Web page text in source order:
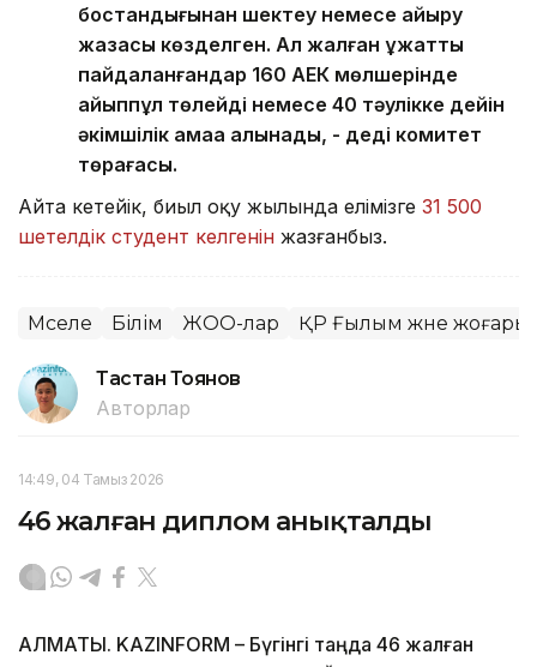
бостандығынан шектеу немесе айыру
жазасы көзделген. Ал жалған құжатты
пайдаланғандар 160 АЕК мөлшерінде
айыппұл төлейді немесе 40 тәулікке дейін
әкімшілік қамаққа алынады, - деді комитет
төрағасы.
Айта кетейік, биыл оқу жылында елімізге 31 500
шетелдік студент келгенін жазғанбыз.
Мәселе Білім ЖОО-лар ҚР Ғылым және жоғары
Тастан Тоянов
Авторлар
14:49, 04 Тамыз 2026
46 жалған диплом анықталды
АЛМАТЫ. KAZINFORM – Бүгінгі таңда 46 жалған